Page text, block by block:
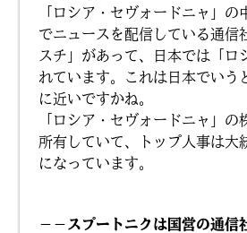
「ロシア・セヴォードニャ」の
でニュースを配信している通信
スチ」があって、日本では「ロ
れています。これは日本でいう
に近いですかね。
「ロシア・セヴォードニャ」の
所有していて、トップ人事は大
になっています。
－－スプートニクは国営の通信